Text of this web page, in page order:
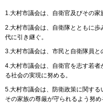
1.大村市議会は、自衛官及びその家
2.大村市議会は、自衛隊とともに
代に引き継ぐ。
3.大村市議会は、市民と自衛隊員と
4.大村市議会は、自衛官を志す若
る社会の実現に努める。
5.大村市議会は、防衛政策に関す
その家族の尊厳が守られるよう努め